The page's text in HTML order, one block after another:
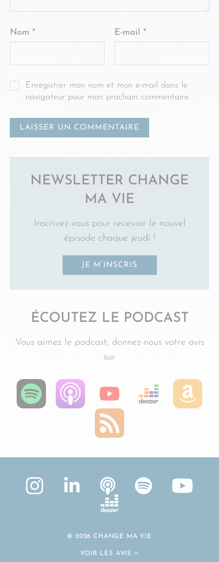
Nom * E-mail *
Enregistrer mon nom et mon e-mail dans le
navigateur pour mon prochain commentaire.
NEWSLETTER CHANGE
MA VIE
Inscrivez-vous pour recevoir le nouvel
épisode chaque jeudi !
JE M’INSCRIS
ÉCOUTEZ LE PODCAST
Vous aimez le podcast, donnez-nous votre avis
sur
© 2026 CHANGE MA VIE
VOIR LES AVIS ⭐️